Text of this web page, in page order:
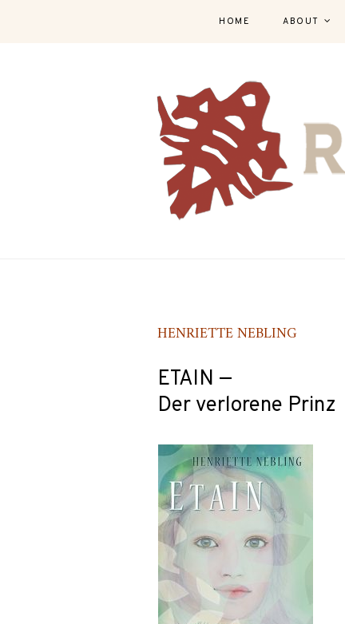
HOME ABOUT
HENRIETTE NEBLING
ETAIN —
Der verlorene Prinz